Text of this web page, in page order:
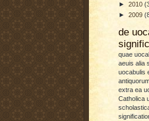
► 2010
► 2009
de
quae
aeuis alia
uocabulis
extra ea
Catholica